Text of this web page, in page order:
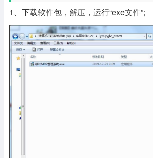
1、下载软件包，解压，运行“exe文件”;